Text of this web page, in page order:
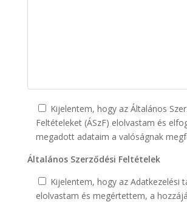
Kijelentem, hogy az Általános
Feltételeket (ÁSzF) elolvastam és
megadott adataim a valóságnak
Általános Szerződési Feltételek
Kijelentem, hogy az Adatkezelési
elolvastam és megértettem, a